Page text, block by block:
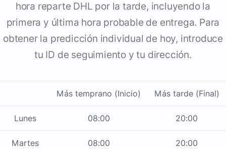
hora reparte DHL por la tarde, incluyendo la
primera y última hora probable de entrega. Para
obtener la predicción individual de hoy, introduce
tu ID de seguimiento y tu dirección.
Más temprano (Inicio) Más tarde (Final)
Lunes 08:00 20:00
Martes 08:00 20:00